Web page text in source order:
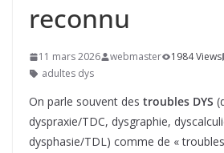
reconnu
11 mars 2026 webmaster 1984 Views
adultes dys
On parle souvent des troubles DYS
dyspraxie/TDC, dysgraphie,
dysphasie/TDL) comme de « troubles